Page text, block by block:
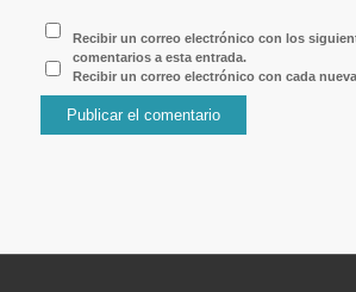
Recibir un correo electrónico con los
comentarios a esta entrada.
Recibir un correo electrónico con cada